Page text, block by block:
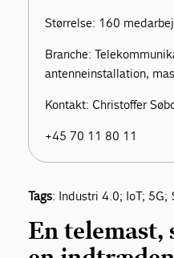
Størrelse: 160
Branche:
antenneinstallation,
Kontakt: Christoffer
+45 70 11 80 11
Tags: Industri 4.0; IoT; 5G;
En telemast,